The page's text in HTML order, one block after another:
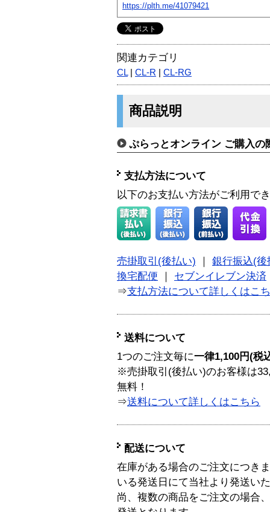
https://plth.me/41079421
関連カテゴリ
CL| CL-R CL-RG
商品説明
ぷらっとオンライン ご購入の
支払方法について
以下のお支払い方法がご利用で
売掛取引(後払い)
銀行振込(後
換宅配便
セブンイレブン決済
⇒支払方法について詳しくはこ
送料について
1つのご注文毎に一律1,100円(税
※売掛取引(後払い)のお客様は
無料！
⇒送料について詳しくはこちら
配送について
在庫がある場合のご注文につき
いる発送日にて当社より発送い
尚、複数の商品をご注文の場合